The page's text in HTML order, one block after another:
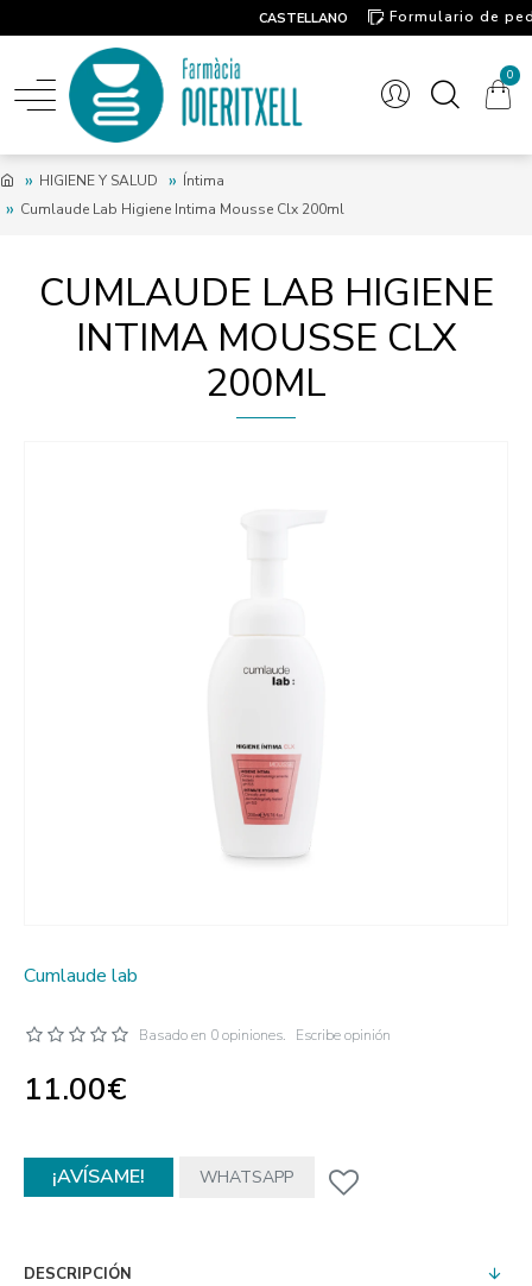
CASTELLANO
Formulario de
0
HIGIENE Y SALUD
Íntima
Cumlaude Lab Higiene Intima Mousse Clx 200ml
CUMLAUDE LAB HIGIENE
INTIMA MOUSSE CLX
200ML
Cumlaude lab
Basado en 0 opiniones. Escribe opinión
11.00€
¡AVÍSAME! WHATSAPP
DESCRIPCIÓN